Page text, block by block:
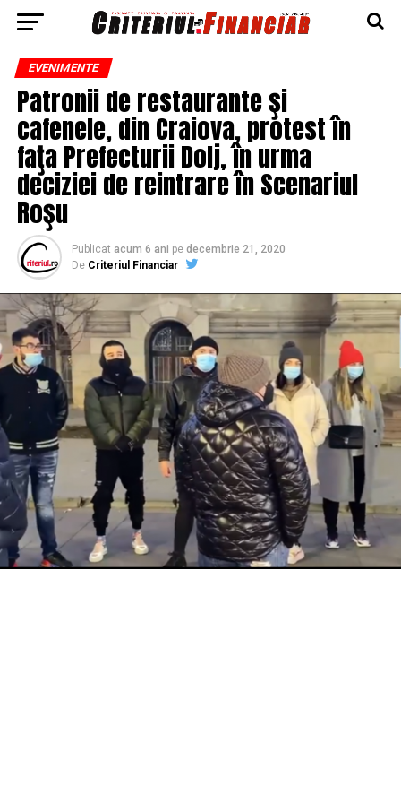
EVENIMENTE
Patronii de restaurante şi
cafenele, din Craiova, protest în
faţa Prefecturii Dolj, în urma
deciziei de reintrare în Scenariul
Roşu
Publicat acum 6 ani pe decembrie 21, 2020
De Criteriul Financiar